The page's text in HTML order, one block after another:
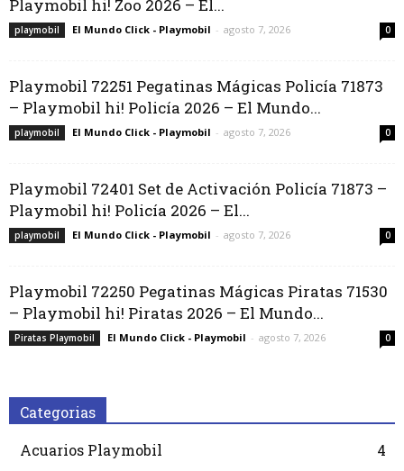
Playmobil hi! Zoo 2026 – El...
playmobil El Mundo Click - Playmobil - agosto 7, 2026 0
Playmobil 72251 Pegatinas Mágicas Policía 71873
– Playmobil hi! Policía 2026 – El Mundo...
playmobil El Mundo Click - Playmobil - agosto 7, 2026 0
Playmobil 72401 Set de Activación Policía 71873 –
Playmobil hi! Policía 2026 – El...
playmobil El Mundo Click - Playmobil - agosto 7, 2026 0
Playmobil 72250 Pegatinas Mágicas Piratas 71530
– Playmobil hi! Piratas 2026 – El Mundo...
Piratas Playmobil El Mundo Click - Playmobil - agosto 7, 2026 0
Categorias
Acuarios Playmobil
4